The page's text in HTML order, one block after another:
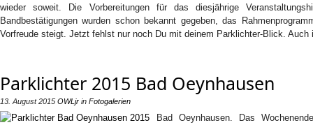
wieder soweit. Die Vorbereitungen für das diesjährige
Bandbestätigungen wurden schon bekannt gegeben, das
Vorfreude steigt. Jetzt fehlst nur noch Du mit deinem Parklichter-Blick.
Parklichter 2015 Bad Oeynhausen
13. August 2015 OWLjr in Fotogalerien
Bad Oeynhausen. Das